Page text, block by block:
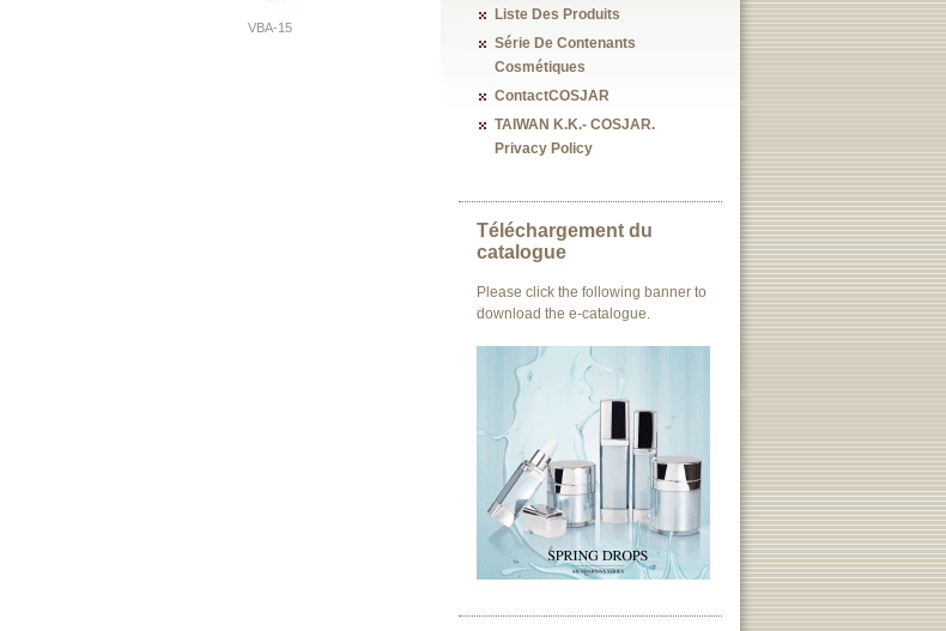
VBA-15
Liste Des Produits
Série De Contenants
Cosmétiques
ContactCOSJAR
TAIWAN K.K.- COSJAR.
Privacy Policy
Téléchargement du
catalogue
Please click the following banner to
download the e-catalogue.